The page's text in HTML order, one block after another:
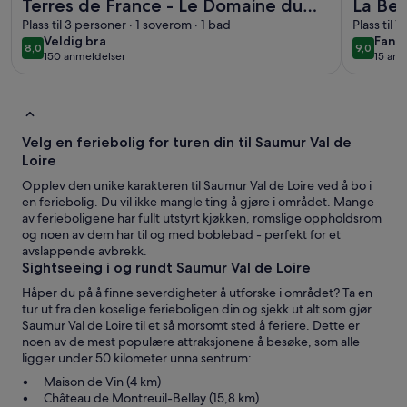
Terres de France - Le Domaine du
Golf
Plass til 3 personer · 1 soverom · 1 bad
8,08,0 av 10
Veldig bra
veldig
bra
150 anmeldelser
(150
La
13
Plass til
9,09,0 av 10
15
(15
Velg en feriebolig for turen din til Saumur Val de
Loire
Opplev den unike karakteren til Saumur Val de Loire ved å bo i
en feriebolig. Du vil ikke mangle ting å gjøre i området. Mange
av ferieboligene har fullt utstyrt kjøkken, romslige oppholdsrom
og noen av dem har til og med boblebad - perfekt for et
avslappende avbrekk.
Sightseeing i og rundt Saumur Val de Loire
Håper du på å finne severdigheter å utforske i området? Ta en
tur ut fra den koselige ferieboligen din og sjekk ut alt som gjør
Saumur Val de Loire til et så morsomt sted å feriere. Dette er
noen av de mest populære attraksjonene å besøke, som alle
ligger under 50 kilometer unna sentrum:
Maison de Vin (4 km)
Château de Montreuil-Bellay (15,8 km)